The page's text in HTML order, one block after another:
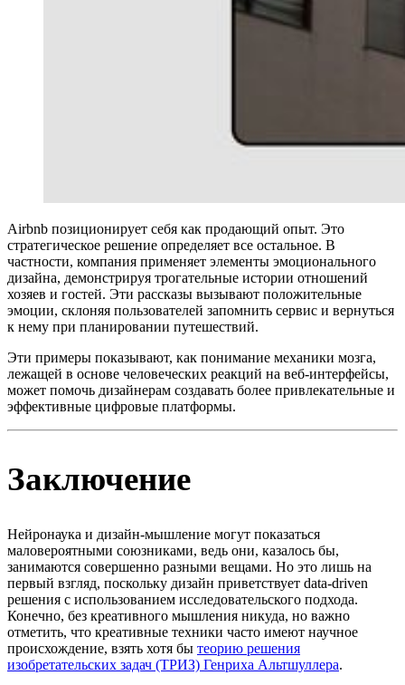
Airbnb позиционирует себя как продающий опыт. Это
стратегическое решение определяет все остальное. В
частности, компания применяет элементы эмоционального
дизайна, демонстрируя трогательные истории отношений
хозяев и гостей. Эти рассказы вызывают положительные
эмоции, склоняя пользователей запомнить сервис и вернуться
к нему при планировании путешествий.
Эти примеры показывают, как понимание механики мозга,
лежащей в основе человеческих реакций на веб-интерфейсы,
может помочь дизайнерам создавать более привлекательные и
эффективные цифровые платформы.
Заключение
Нейронаука и дизайн-мышление могут показаться
маловероятными союзниками, ведь они, казалось бы,
занимаются совершенно разными вещами. Но это лишь на
первый взгляд, поскольку дизайн приветствует data-driven
решения с использованием исследовательского подхода.
Конечно, без креативного мышления никуда, но важно
отметить, что креативные техники часто имеют научное
происхождение, взять хотя бы теорию решения
изобретательских задач (ТРИЗ) Генриха Альтшуллера.